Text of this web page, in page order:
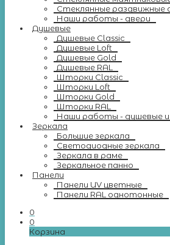
Стеклянные раздвижные
Наши работы - двери
Душевые
Душевые Classic
Душевые Loft
Душевые Gold
Душевые RAL
Шторки Classic
Шторки Loft
Шторки Gold
Шторки RAL
Наши работы - душевые
Зеркала
Большие зеркала
Светодиодные зеркала
Зеркала в раме
Зеркальное панно
Панели
Панели UV цветные
Панели RAL однотонные
0
0
Корзина